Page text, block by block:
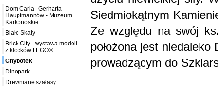
Dom Carla i Gerharta
Hauptmannów - Muzeum
Karkonoskie
Białe Skały
Brick City - wystawa modeli
z klocków LEGO®
Chybotek
Dinopark
Drewniane szałasy
Siedmiokątnym
Ze względu na swój
położona jest
prowadzącym do